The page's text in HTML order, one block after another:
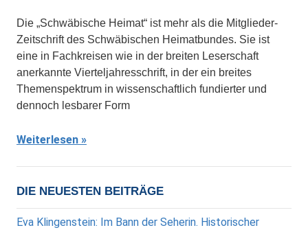
Die „Schwäbische Heimat“ ist mehr als die Mitglieder-
Zeitschrift des Schwäbischen Heimatbundes. Sie ist
eine in Fachkreisen wie in der breiten Leserschaft
anerkannte Vierteljahresschrift, in der ein breites
Themenspektrum in wissenschaftlich fundierter und
dennoch lesbarer Form
Weiterlesen
DIE NEUESTEN BEITRÄGE
Eva Klingenstein: Im Bann der Seherin. Historischer